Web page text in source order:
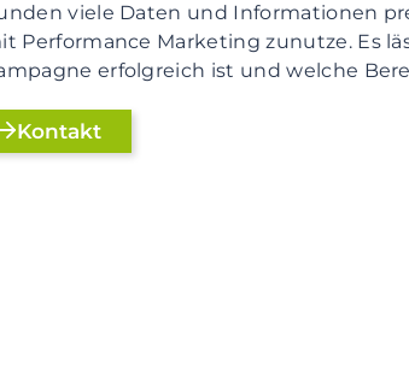
viele Daten und Informationen
Performance Marketing zunutze. Es
erfolgreich ist und welche
Kontakt